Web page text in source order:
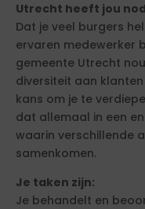
Utrecht heeft jou
Dat je veel burgers
ervaren medewerker
gemeente Utrecht
diversiteit aan
kans om je te
dat allemaal in een
waarin verschillende
samenkomen.
Je taken zijn:
Je behandelt en